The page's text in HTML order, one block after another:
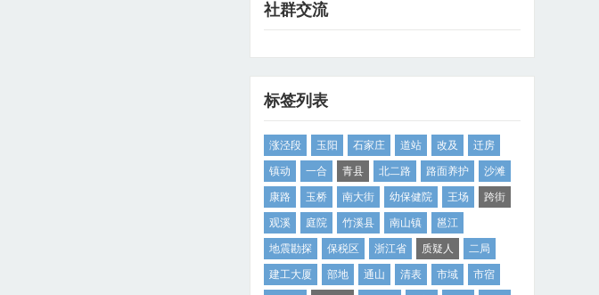
社群交流
标签列表
涨泾段 玉阳 石家庄 道站 改及 迁房
镇动 一合 青县 北二路 路面养护 沙滩
康路 玉桥 南大街 幼保健院 王场 跨街
观溪 庭院 竹溪县 南山镇 邕江
地震勘探 保税区 浙江省 质疑人 二局
建工大厦 部地 通山 清表 市域 市宿